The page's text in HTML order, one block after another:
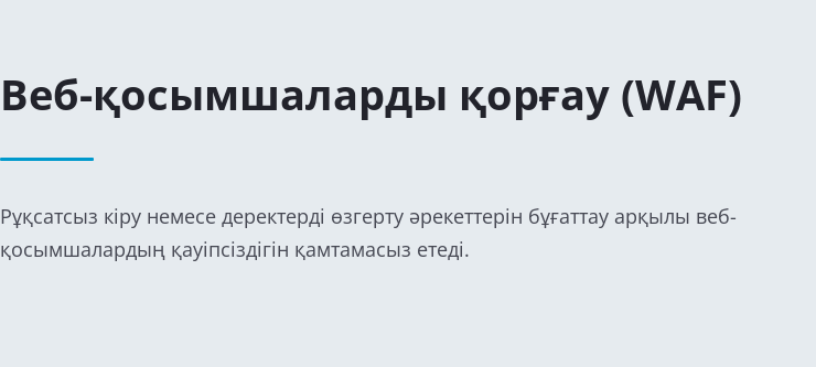
Веб-қосымшаларды қорғау (WAF)
Рұқсатсыз кіру немесе деректерді өзгерту әрекеттерін бұғаттау арқылы веб-
қосымшалардың қауіпсіздігін қамтамасыз етеді.